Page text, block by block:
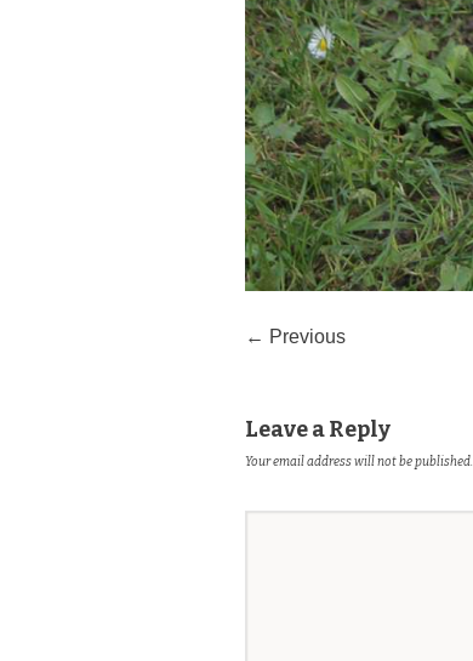
← Previous
Leave a Reply
Your email address will not be published.